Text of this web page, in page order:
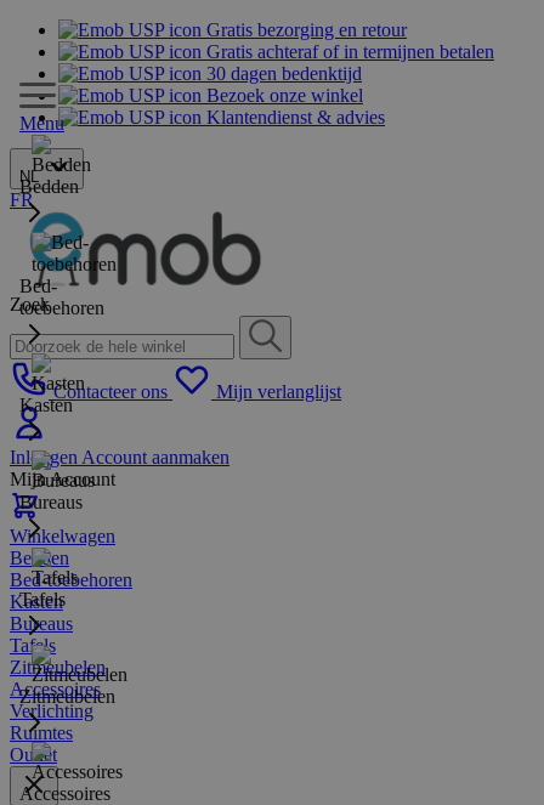
Gratis bezorging en retour
Gratis achteraf of in termijnen betalen
30 dagen bedenktijd
Bezoek onze winkel
Klantendienst & advies
NL
FR
Zoek
Contacteer ons Mijn verlanglijst
Inloggen Account aanmaken
Mijn Account
Winkelwagen
Menu
Bedden
Bed-
toebehoren
Kasten
Bureaus
Tafels
Zitmeubelen
Accessoires
Bedden
Bed-toebehoren
Kasten
Bureaus
Tafels
Zitmeubelen
Accessoires
Verlichting
Ruimtes
Outlet